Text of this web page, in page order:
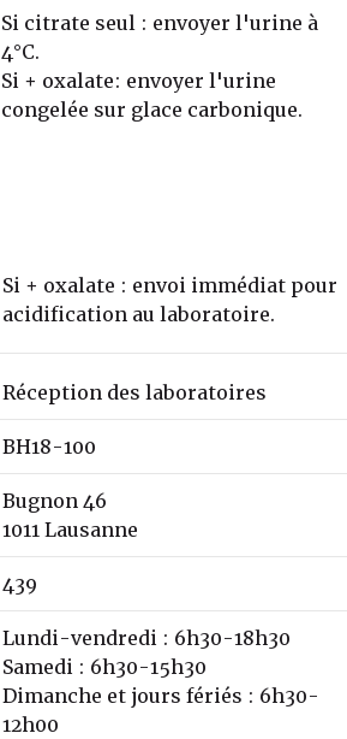
Si citrate seul : envoyer l'urine à
4°C.
Si + oxalate: envoyer l'urine
congelée sur glace carbonique.
Si + oxalate : envoi immédiat pour
acidification au laboratoire.
Réception des laboratoires
BH18-100
Bugnon 46
1011 Lausanne
439
Lundi-vendredi : 6h30-18h30
Samedi : 6h30-15h30
Dimanche et jours fériés : 6h30-
12h00